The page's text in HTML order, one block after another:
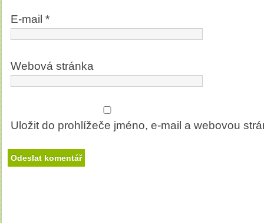
E-mail *
Webová stránka
Uložit do prohlížeče jméno, e-mail a webovou